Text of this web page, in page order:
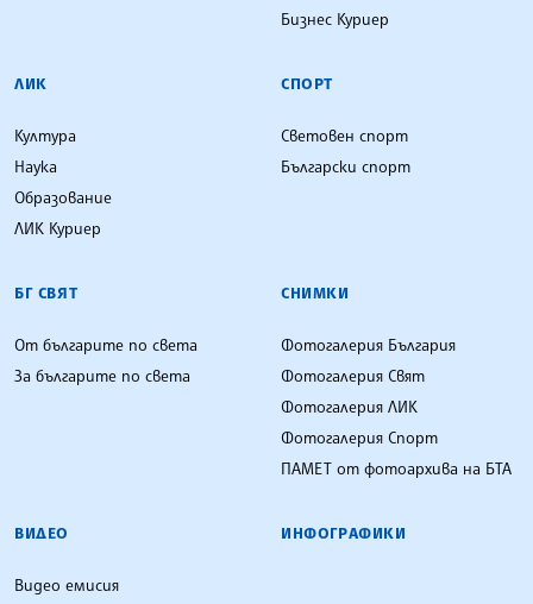
Бизнес Куриер
ЛИК
Култура
Наука
Образование
ЛИК Куриер
СПОРТ
Световен спорт
Български спорт
БГ СВЯТ
От българите по света
За българите по света
СНИМКИ
Фотогалерия България
Фотогалерия Свят
Фотогалерия ЛИК
Фотогалерия Спорт
ПАМЕТ от фотоархива на БТА
ВИДЕО
Видео емисия
ИНФОГРАФИКИ